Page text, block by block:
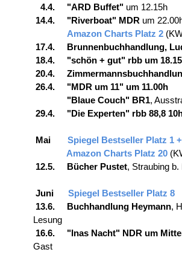
4.4. "ARD Buffet"um 12.15h
14.4. "Riverboat" MDR um
Amazon Charts Platz 2
17.4. Brunnenbuchhandlung,
18.4. "schön + gut" rbb um
20.4.
26.4. "MDR um 11" um 11.00h
"Blaue Couch" BR1,
29.4. "Die Experten" rbb 88,8
Mai Spiegel Bestseller Platz 1
Amazon Charts Platz 20
12.5. Bücher Pustet, Straubing
Juni Spiegel Bestseller Platz 8
13.6. Buchhandlung Heymann,
Lesung
16.6. "Inas Nacht" NDR um
Gast